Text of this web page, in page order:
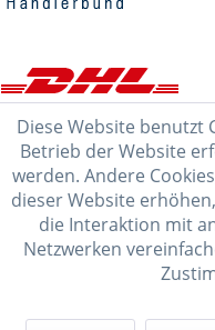
Diese Website benutzt
Betrieb der Website
werden. Andere
dieser Website
die Interaktion mit
Netzwerken